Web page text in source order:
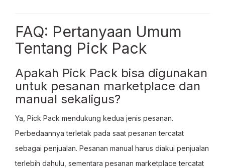
FAQ: Pertanyaan Umum
Tentang Pick Pack
Apakah Pick Pack bisa digunakan
untuk pesanan marketplace dan
manual sekaligus?
Ya, Pick Pack mendukung kedua jenis pesanan.
Perbedaannya terletak pada saat pesanan tercatat
sebagai penjualan. Pesanan manual harus diakui penjualan
terlebih dahulu, sementara pesanan marketplace tercatat